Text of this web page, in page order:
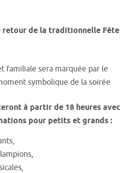
retour de la traditionnelle Fête
familiale sera marquée par le
symbolique de la soirée
à partir de 18 heures avec
pour petits et grands :